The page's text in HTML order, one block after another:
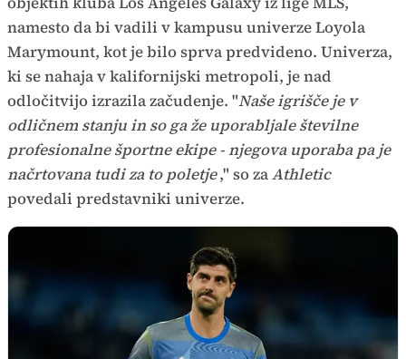
namesto da bi vadili v kampusu univerze Loyola
Marymount, kot je bilo sprva predvideno. Univerza,
ki se nahaja v kalifornijski metropoli, je nad
odločitvijo izrazila začudenje. "Naše igrišče je v
odličnem stanju in so ga že uporabljale številne
profesionalne športne ekipe - njegova uporaba pa je
načrtovana tudi za to poletje," so zaAthletic
povedali predstavniki univerze.